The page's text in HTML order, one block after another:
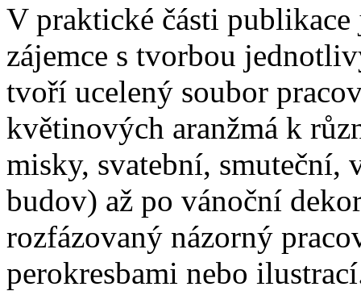
V praktické části publikace
zájemce s tvorbou
tvoří ucelený soubor
květinových aranžmá k
misky, svatební, smuteční,
budov) až po vánoční
rozfázovaný názorný
perokresbami nebo